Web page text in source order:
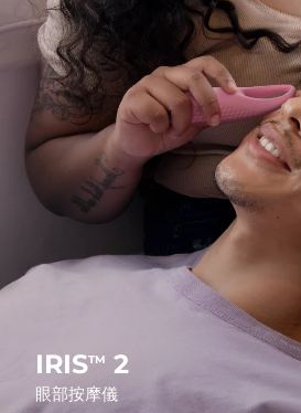
IRISTM 2
眼部按摩儀
issa™ Teeth Whitening Set
FAQ™ Dual LED Panel
特別優惠 暢
發貨國家
美國
英國
德國